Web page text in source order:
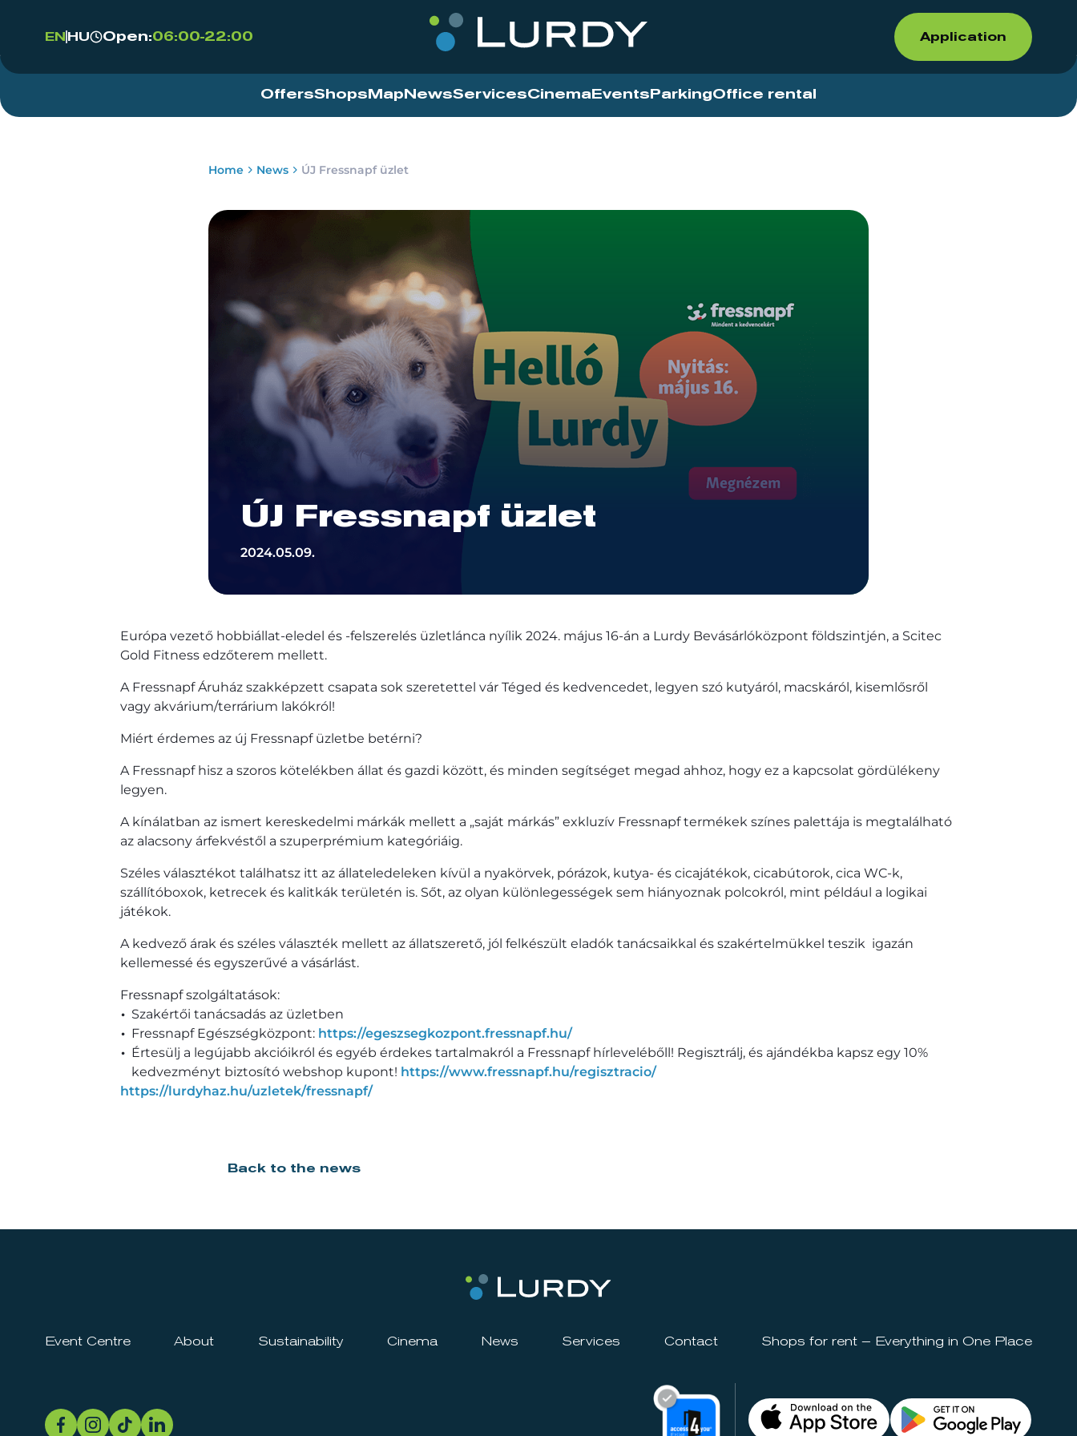
EN HU Open:06:00-22:00 Application
OffersShops Map NewsServicesCinema Events ParkingOffice rental
Home News ÚJ Fressnapf üzlet
ÚJ Fressnapf üzlet
2024.05.09.
Európa vezető hobbiállat-eledel és -felszerelés üzletlánca nyílik 2024. május 16-án a Lurdy Bevásárlóközpont földszintjén, a Scitec
Gold Fitness edzőterem mellett.
A Fressnapf Áruház szakképzett csapata sok szeretettel vár Téged és kedvencedet, legyen szó kutyáról, macskáról, kisemlősről
vagy akvárium/terrárium lakókról!
Miért érdemes az új Fressnapf üzletbe betérni?
A Fressnapf hisz a szoros kötelékben állat és gazdi között, és minden segítséget megad ahhoz, hogy ez a kapcsolat gördülékeny
legyen.
A kínálatban az ismert kereskedelmi márkák mellett a „saját márkás” exkluzív Fressnapf termékek színes palettája is megtalálható
az alacsony árfekvéstől a szuperprémium kategóriáig.
Széles választékot találhatsz itt az állateledeleken kívül a nyakörvek, pórázok, kutya- és cicajátékok, cicabútorok, cica WC-k,
szállítóboxok, ketrecek és kalitkák területén is. Sőt, az olyan különlegességek sem hiányoznak polcokról, mint például a logikai
játékok.
A kedvező árak és széles választék mellett az állatszerető, jól felkészült eladók tanácsaikkal és szakértelmükkel teszik igazán
kellemessé és egyszerűvé a vásárlást.
Fressnapf szolgáltatások:
Szakértői tanácsadás az üzletben
Fressnapf Egészségközpont: https://egeszsegkozpont.fressnapf.hu/
Értesülj a legújabb akcióikról és egyéb érdekes tartalmakról a Fressnapf hírlevelébőll! Regisztrálj, és ajándékba kapsz egy 10%
kedvezményt biztosító webshop kupont! https://www.fressnapf.hu/regisztracio/
https://lurdyhaz.hu/uzletek/fressnapf/
Back to the news
Event Centre About Sustainability Cinema News Services Contact Shops for rent – Everything in One Place